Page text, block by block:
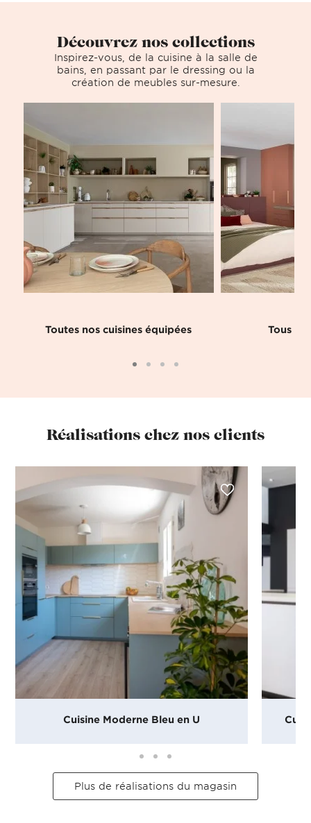
Découvrez nos collections
Inspirez-vous, de la cuisine à la salle de
bains, en passant par le dressing ou la
création de meubles sur-mesure.
Toutes nos cuisines équipées Tous
Réalisations chez nos clients
Cuisine Moderne Bleu en U
Plus de réalisations du magasin